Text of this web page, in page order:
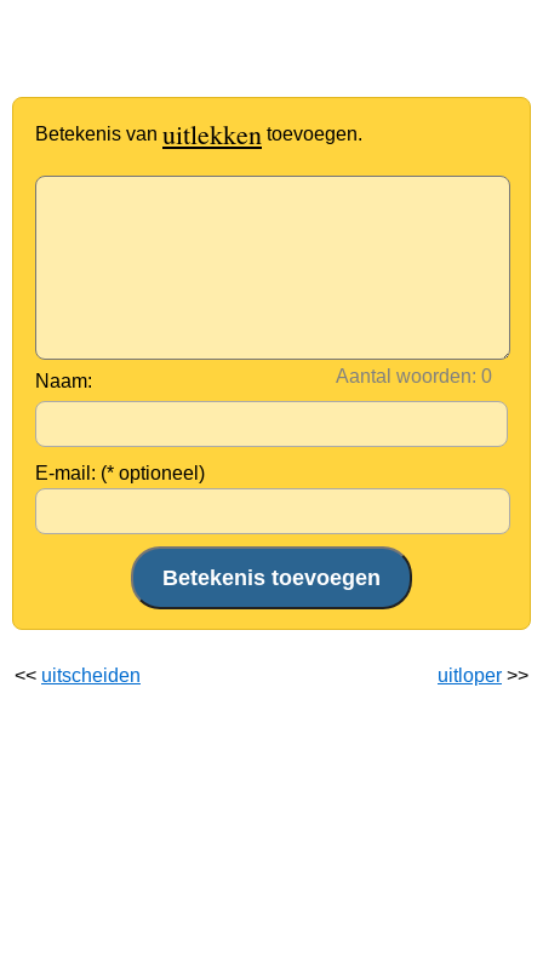
Betekenis van uitlekken toevoegen.
Aantal woorden:
Naam:
E-mail: (* optioneel)
<< uitscheiden uitloper >>